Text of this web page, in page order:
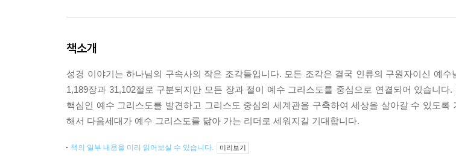
책소개
성경 이야기는 하나님의 구속사의 작은 조각들입니다. 모든 조각은 결국 인류의 구원자이신 예
1,189장과 31,102절로 구분되지만 모든 장과 절이 예수 그리스도를 중심으로 연결되어 있습니다
핵심인 예수 그리스도를 발견하고 그리스도 중심의 세계관을 구축하여 세상을 살아갈 수 있도록
해서 다음세대가 예수 그리스도를 닮아 가는 리더로 세워지길 기대합니다.
책의 일부 내용을 미리 읽어보실 수 있습니다. 미리보기